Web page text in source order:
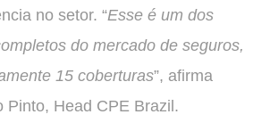
no setor. “Esse é um dos
do mercado de seguros,
15 coberturas”, afirma
Pinto, Head CPE Brazil.